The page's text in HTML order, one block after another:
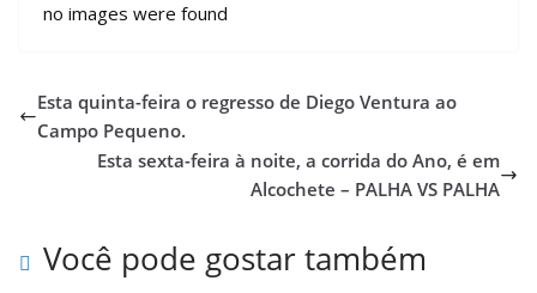
no images were found
Esta quinta-feira o regresso de Diego Ventura ao
Campo Pequeno.
Esta sexta-feira à noite, a corrida do Ano, é em
Alcochete – PALHA VS PALHA
Você pode gostar também